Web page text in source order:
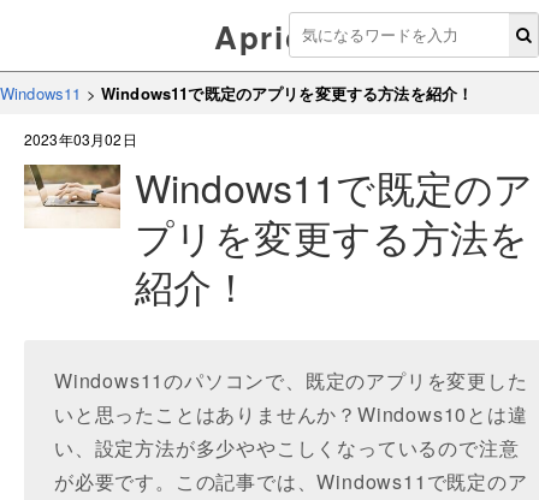
Aprico
Windows11 > Windows11で既定のアプリを変更する方法を紹介！
2023年03月02日
Windows11で既定のア
プリを変更する方法を
紹介！
Windows11のパソコンで、既定のアプリを変更した
いと思ったことはありませんか？Windows10とは違
い、設定方法が多少ややこしくなっているので注意
が必要です。この記事では、Windows11で既定のア